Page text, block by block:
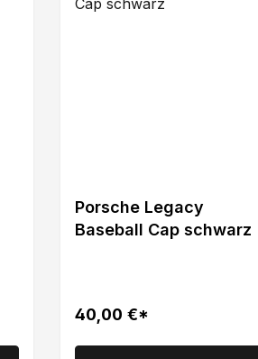
Porsche Legacy
Baseball Cap schwarz
40,00 €*